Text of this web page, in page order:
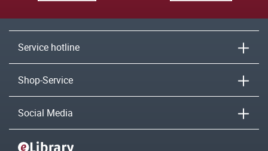
Service hotline
Shop-Service
Social Media